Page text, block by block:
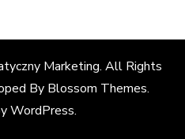
Marketing. All Rights
By Blossom Themes.
WordPress.